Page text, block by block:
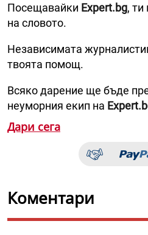
Посещавайки Expert.bg,
на словото.
Независимата
твоята помощ.
Всяко дарение ще бъде
неуморния екип на
Дари сега
Коментари